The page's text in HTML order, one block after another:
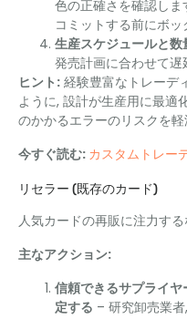
色の正確さを確認し
コミットする前にボ
生産スケジュールと数
発売計画に合わせて遅
ヒント: 経験豊富なトレーデ
ように, 設計が生産用に最適
のかかるエラーのリスクを
今すぐ読む: カスタムトレー
リセラー (既存のカード)
人気カードの再販に注力す
主なアクション:
信頼できるサプライ
定する – 研究卸売業